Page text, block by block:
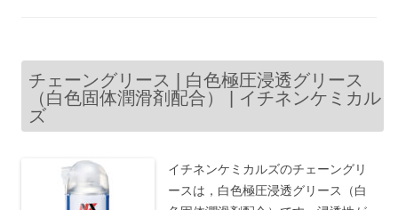
チェーングリース | 白色極圧浸透グリース
（白色固体潤滑剤配合） | イチネンケミカル
ズ
イチネンケミカルズのチェーングリ
ースは，白色極圧浸透グリース（白